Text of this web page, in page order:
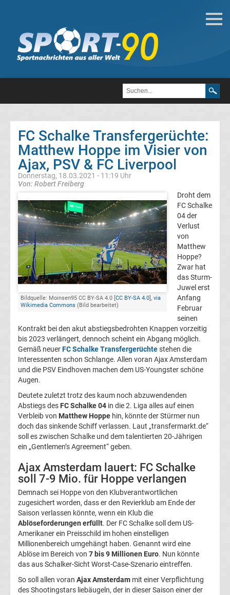
Deutsche
Transfergerüchte
FC
Heidenheim
1846
1.
FC
Kaiserslautern
Transfergerüchte
FC
Köln
Transfergerüchte
1.
FC
Magdeburg
Transfergerüchte
1.
FC
FC Schalke Transfergerüchte:
Matthew Hoppe im Visier von
Ajax, PSV & FC Liverpool
Donnerstag, 18.03.2021 - 11:19 Uhr
Von: Robert Freiberg
Bildquelle: Moinsen95 CC BY-SA 4.0 [CC BY-SA 4.0], via
Wikimedia Commons (Bild bearbeitet)
Droht dem
FC Schalke
04 der
Verlust
von
Matthew
Hoppe?
Zwar hat
das Sturm-
Juwel erst
Anfang
Februar
seinen
Kontrakt bei den akut abstiegsbedrohten Knappen vorzeitig
bis 2023 verlängert, dennoch scheint ein Abgang möglich.
Gemäß neuerFC Schalke Transfergerüchtestehen die
Interessenten schon Schlange. Allen voran Ajax Amsterdam
und die PSV Eindhoven machen dem US-Youngster schöne
Augen.
Deutete zuletzt trotz des kaum noch abzuwendenden
Abstiegs des FC Schalke 04 in die 2. Liga alles auf einen
Verbleib von Matthew Hoppe hin, könnte der Stürmer nun
doch das sinkende Schiff verlassen. Laut „transfermarkt.de“
soll es zwischen Schalke und dem talentierten 20-Jährigen
ein „Gentlemen’s Agreement“ geben.
Ajax Amsterdam lauert: FC Schalke
soll 7-9 Mio. für Hoppe verlangen
Demnach sei Hoppe von den Klubverantwortlichen
zugesichert worden, dass er den Revierklub am Ende der
Saison verlassen könnte, wenn ein Klub die
Ablöseforderungen erfüllt. Der FC Schalke soll dem US-
Amerikaner ein Preisschild im hohen einstelligen
Millionenbereich umgehängt haben. Genannt wird eine
Ablöse im Bereich von 7 bis 9 Millionen Euro. Nun könnte
das aus Schalker-Sicht Worst-Case-Szenario eintreffen.
So soll allen voran Ajax Amsterdam mit einer Verpflichtung
des Shootingstars liebäugeln, der in dieser Saison einer der